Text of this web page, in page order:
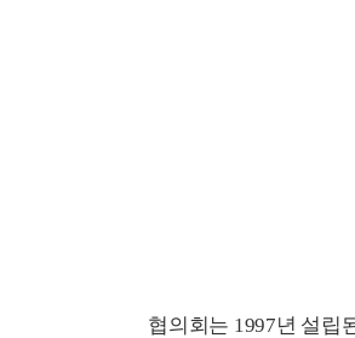
협의회는 1997년 설립